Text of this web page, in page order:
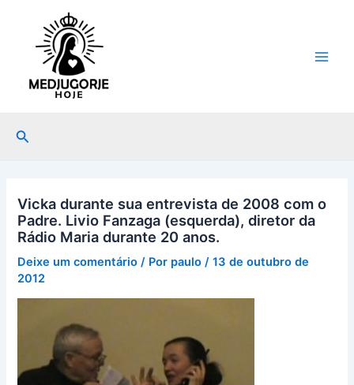
conteúdo
Pesquisar
Vicka durante sua entrevista de 2008 com o
Padre. Livio Fanzaga (esquerda), diretor da
Rádio Maria durante 20 anos.
Deixe um comentário / Por paulo/13 de outubro de
2012